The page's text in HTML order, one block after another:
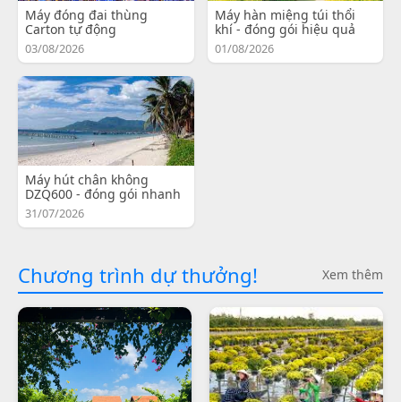
Máy đóng đai thùng
Carton tự động
03/08/2026
Máy hàn miệng túi thổi
khí - đóng gói hiệu quả
01/08/2026
Máy hút chân không
DZQ600 - đóng gói nhanh
31/07/2026
Chương trình dự thưởng! Xem thêm